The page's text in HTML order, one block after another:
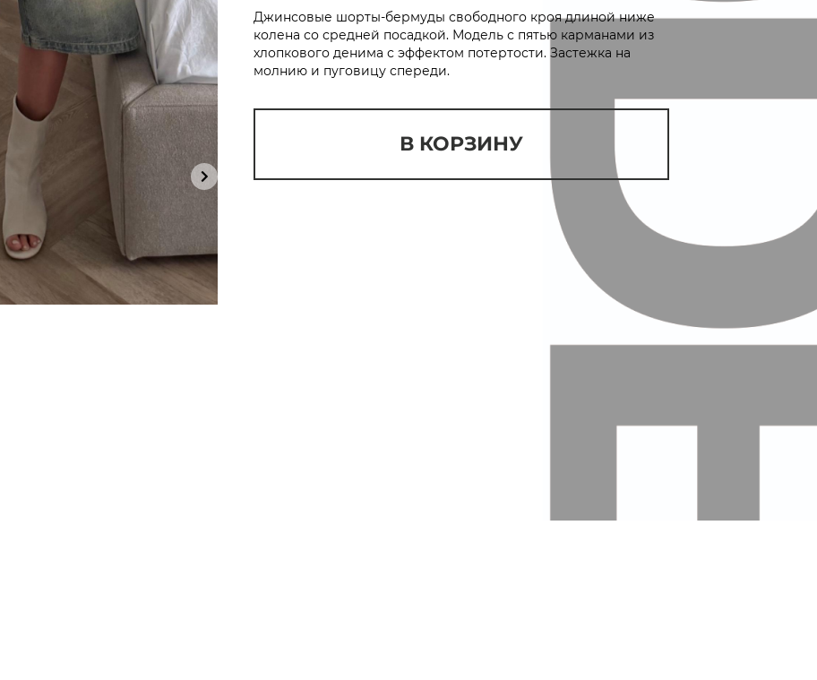
Джинсовые шорты-бермуды свободного кроя длиной ниже
колена со средней посадкой. Модель с пятью карманами из
хлопкового денима с эффектом потертости. Застежка на
молнию и пуговицу спереди.
В КОРЗИНУ
Добавляйте товары в корзину
Оплачивайте сегодня только
25 % картой любого банка
Получайте товар выбранный способом
Оставшиеся % будутсписываться
с вашей картыпо25%каждые 2 недели